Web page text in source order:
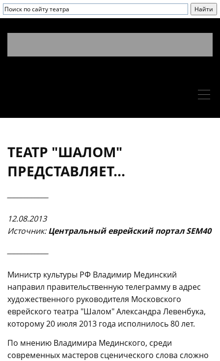
ТЕАТР "ШАЛОМ"
ПРЕДСТАВЛЯЕТ...
12.08.2013
Источник:Центральный еврейский портал SEM40
Министр культуры РФ Владимир Мединский
направил правительственную телеграмму в адрес
художественного руководителя Московского
еврейского театра "Шалом" Александра Левенбука,
которому 20 июля 2013 года исполнилось 80 лет.
По мнению Владимира Мединского, среди
современных мастеров сценического слова сложно